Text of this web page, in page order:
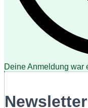
Deine Anmeldung war
Newsletter